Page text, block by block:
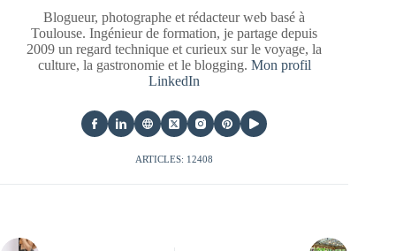
Blogueur, photographe et rédacteur web basé à
Toulouse. Ingénieur de formation, je partage depuis
2009 un regard technique et curieux sur le voyage, la
culture, la gastronomie et le blogging. Mon profil
LinkedIn
ARTICLES: 12408